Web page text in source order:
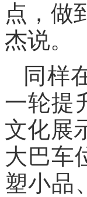
点，做
杰说。
同样
一轮提
文化展
大巴车
塑小品